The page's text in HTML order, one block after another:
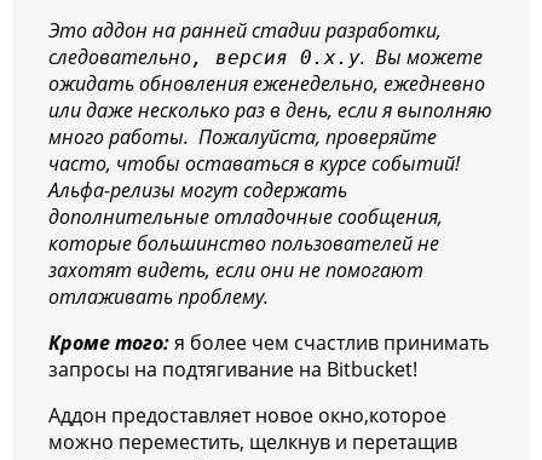
Это аддон на ранней стадии разработки,
следовательно, версия 0.x.y. Вы можете
ожидать обновления еженедельно, ежедневно
или даже несколько раз в день, если я выполняю
много работы. Пожалуйста, проверяйте
часто, чтобы оставаться в курсе событий!
Альфа-релизы могут содержать
дополнительные отладочные сообщения,
которые большинство пользователей не
захотят видеть, если они не помогают
отлаживать проблему.
Кроме того:я более чем счастлив принимать
запросы на подтягивание на Bitbucket!
Аддон предоставляет новое окно,которое
можно переместить, щелкнув и перетащив